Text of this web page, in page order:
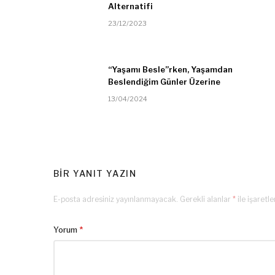
Alternatifi
23/12/2023
“Yaşamı Besle”rken, Yaşamdan
Beslendiğim Günler Üzerine
13/04/2024
BIR YANIT YAZIN
E-posta adresiniz yayınlanmayacak. Gerekli alanlar * ile
Yorum *